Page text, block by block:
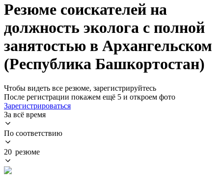
Резюме соискателей на
должность эколога с полной
занятостью в Архангельском
(Республика Башкортостан)
Чтобы видеть все резюме, зарегистрируйтесь
После регистрации покажем ещё 5 и откроем фото
Зарегистрироваться
За всё время
По соответствию
20 резюме